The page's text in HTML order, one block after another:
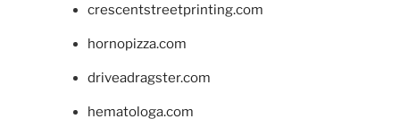
crescentstreetprinting.com
hornopizza.com
driveadragster.com
hematologa.com